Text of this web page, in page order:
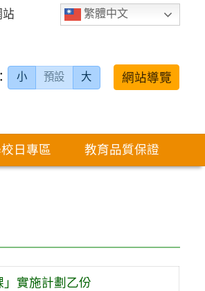
繁體中文
站
小 預設 大 網站導覽
日專區 教育品質保證
實施計劃乙份